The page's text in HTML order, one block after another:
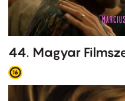
44. Magyar